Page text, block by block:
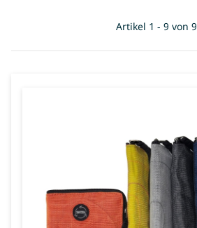
Artikel 1 - 9 von 9